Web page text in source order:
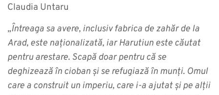
Claudia Untaru
„Întreaga sa avere, inclusiv fabrica de zahăr de la
Arad, este naționalizată, iar Harutiun este căutat
pentru arestare. Scapă doar pentru că se
deghizează în cioban și se refugiază în munți. Omul
care a construit un imperiu, care i-a ajutat și pe alții